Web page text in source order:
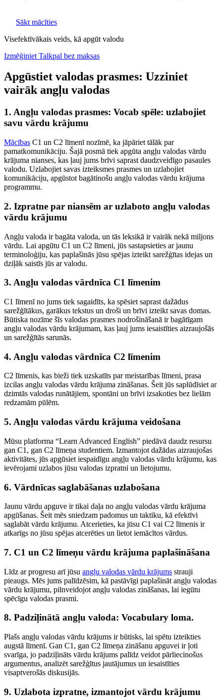
Sākt mācīties
Visefektīvākais veids, kā apgūt valodu
Izmēģiniet Talkpal bez maksas
Apgūstiet valodas prasmes: Uzziniet
vairāk angļu valodas
1. Angļu valodas prasmes: Vocab spēle: uzlabojiet
savu vārdu krājumu
Mācības C1 un C2 līmenī nozīmē, ka jāpāriet tālāk par
pamatkomunikāciju. Šajā posmā tiek apgūta angļu valodas vārdu
krājuma nianses, kas ļauj jums brīvi saprast daudzveidīgo pasaules
valodu. Uzlabojiet savas izteiksmes prasmes un uzlabojiet
komunikāciju, apgūstot bagātinošu angļu valodas vārdu krājuma
programmu.
2. Izpratne par niansēm ar uzlaboto angļu valodas
vārdu krājumu
Angļu valoda ir bagāta valoda, un tās leksikā ir vairāk nekā miljons
vārdu. Lai apgūtu C1 un C2 līmeni, jūs sastapsieties ar jaunu
terminoloģiju, kas paplašinās jūsu spējas izteikt sarežģītas idejas un
dziļāk saistīs jūs ar valodu.
3. Angļu valodas vārdnīca C1 līmenim
C1 līmenī no jums tiek sagaidīts, ka spēsiet saprast dažādus
sarežģītākus, garākus tekstus un droši un brīvi izteikt savas domas.
Būtiska nozīme šīs valodas prasmes nodrošināšanā ir bagātīgam
angļu valodas vārdu krājumam, kas ļauj jums iesaistīties aizraujošās
un sarežģītās sarunās.
4. Angļu valodas vārdnīca C2 līmenim
C2 līmenis, kas bieži tiek uzskatīts par meistarības līmeni, prasa
izcilas angļu valodas vārdu krājuma zināšanas. Šeit jūs saplūdīsiet ar
dzimtās valodas runātājiem, spontāni un brīvi izsakoties bez lielām
redzamām pūlēm.
5. Angļu valodas vārdu krājuma veidošana
Mūsu platforma “Learn Advanced English” piedāvā daudz resursu
gan C1, gan C2 līmeņa studentiem. Izmantojot dažādas aizraujošas
aktivitātes, jūs apgūsiet iespaidīgu angļu valodas vārdu krājumu, kas
ievērojami uzlabos jūsu valodas izpratni un lietojumu.
6. Vārdnīcas saglabāšanas uzlabošana
Jaunu vārdu apguve ir tikai daļa no angļu valodas vārdu krājuma
apgūšanas. Šeit mēs sniedzam padomus un taktiku, kā efektīvi
saglabāt vārdu krājumu. Atcerieties, ka jūsu C1 vai C2 līmenis ir
atkarīgs no jūsu spējas atcerēties un lietot iemācītos vārdus.
7. C1 un C2 līmeņu vārdu krājuma paplašināšana
Līdz ar progresu arī jūsu angļu valodas vārdu krājums strauji
pieaugs. Mēs jums palīdzēsim, kā pastāvīgi paplašināt angļu valodas
vārdu krājumu, pilnveidojot angļu valodas zināšanas, lai iegūtu
spēcīgu valodas prasmi.
8. Padziļinātā angļu valoda: Vocabulary loma.
Plašs angļu valodas vārdu krājums ir būtisks, lai spētu izteikties
augstā līmenī. Gan C1, gan C2 līmeņa zināšanu apguvei ir ļoti
svarīga, jo padziļināts vārdu krājums palīdz veidot pārliecinošus
argumentus, analizēt sarežģītus jautājumus un iesaistīties
visaptverošās diskusijās.
9. Uzlabota izpratne, izmantojot vārdu krājumu